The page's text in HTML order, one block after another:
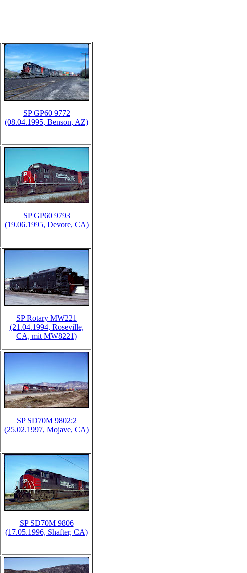
SP GP60 9772
(08.04.1995, Benson, AZ)
SP GP60 9793
(19.06.1995, Devore, CA)
SP Rotary MW221
(21.04.1994, Roseville,
CA, mit MW8221)
SP SD70M 9802:2
(25.02.1997, Mojave, CA)
SP SD70M 9806
(17.05.1996, Shafter, CA)